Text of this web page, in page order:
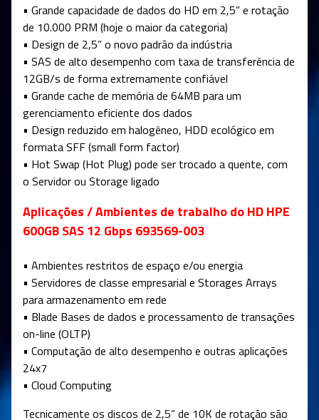
• Grande capacidade de dados do HD em 2,5” e rotação
de 10.000 PRM (hoje o maior da categoria)
• Design de 2,5” o novo padrão da indústria
• SAS de alto desempenho com taxa de transferência de
12GB/s de forma extremamente confiável
• Grande cache de memória de 64MB para um
gerenciamento eficiente dos dados
• Design reduzido em halogêneo, HDD ecológico em
formata SFF (small form factor)
• Hot Swap (Hot Plug) pode ser trocado a quente, com
o Servidor ou Storage ligado
Aplicações / Ambientes de trabalho do HD HPE
600GB SAS 12 Gbps 693569-003
• Ambientes restritos de espaço e/ou energia
• Servidores de classe empresarial e Storages Arrays
para armazenamento em rede
• Blade Bases de dados e processamento de transações
on-line (OLTP)
• Computação de alto desempenho e outras aplicações
24x7
• Cloud Computing
Tecnicamente os discos de 2,5” de 10K de rotação são